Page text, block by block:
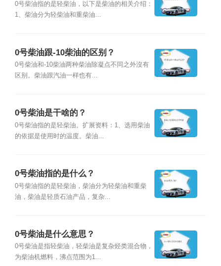
0号柴油指的是轻柴油，以下是柴油的相关介绍：
1、柴油分为轻柴油和重柴油...
0号柴油跟-10柴油的区别？
0号柴油和-10柴油两种柴油除凝点不同之外沒有
区别。柴油跟汽油一样也有...
0号柴油是干啥的？
0号柴油指的是轻柴油。扩展资料：1、选用柴油
的依据是使用时的温度。柴油...
0号柴油指的是什么？
0号柴油指的是轻柴油，柴油分为轻柴油和重柴
油，柴油是轻质石油产品，复杂...
0号柴油是什么意思？
0号柴油是指轻柴油，轻柴油是复杂烃类混合物，
为柴油机燃料，沸点范围为1...